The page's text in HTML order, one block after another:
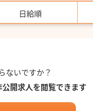
日給順
ないですか？
開求人を閲覧できます